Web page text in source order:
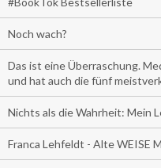
Noch wach?
Das ist eine Überraschung.
und hat auch die fünf
Nichts als die Wahrheit: Mein
Franca Lehfeldt - Alte WEISE